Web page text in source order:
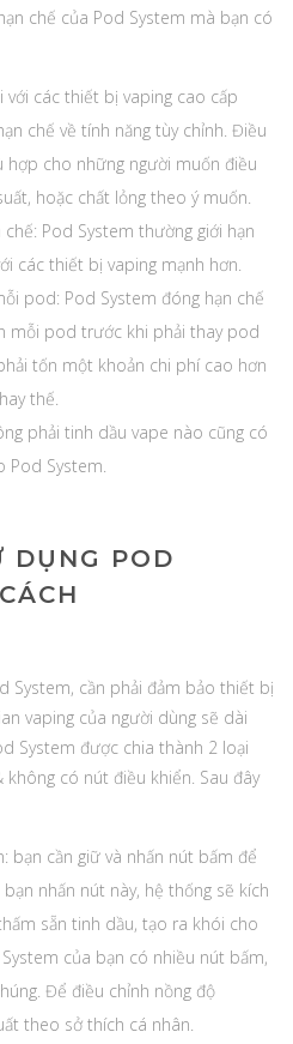
chế của Pod System mà bạn có
với các thiết bị vaping cao cấp
chế về tính năng tùy chỉnh. Điều
hợp cho những người muốn điều
hoặc chất lỏng theo ý muốn.
Pod System thường giới hạn
các thiết bị vaping mạnh hơn.
pod: Pod System đóng hạn chế
mỗi pod trước khi phải thay pod
tốn một khoản chi phí cao hơn
thế.
phải tinh dầu vape nào cũng có
System.
DỤNG POD
System, cần phải đảm bảo thiết bị
vaping của người dùng sẽ dài
System được chia thành 2 loại
có nút điều khiển. Sau đây
bạn cần giữ và nhấn nút bấm để
nhấn nút này, hệ thống sẽ kích
sẵn tinh dầu, tạo ra khói cho
của bạn có nhiều nút bấm,
Để điều chỉnh nồng độ
theo sở thích cá nhân.